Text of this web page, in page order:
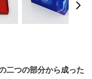
二つの部分から成った